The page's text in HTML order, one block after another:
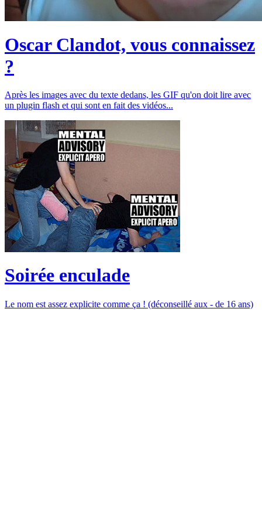
Oscar Clandot, vous connaissez
?
Après les images avec du texte dedans, les GIF qu'on doit lire avec
un plugin flash et qui sont en fait des vidéos...
Soirée enculade
Le nom est assez explicite comme ça ! (déconseillé aux - de 16 ans)